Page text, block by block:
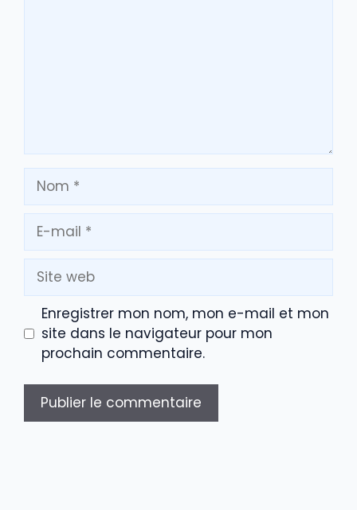
Nom
mail
Site
web
Enregistrer mon nom, mon e-mail et mon
site dans le navigateur pour mon
prochain commentaire.